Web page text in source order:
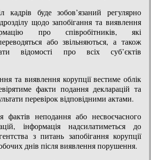
кадрів буде зобов’язаний регулярно
щодо запобігання та виявлення
про співробітників, які
або звільняються, а також
відомості про всіх суб’єктів
та виявлення корупції вестиме облік
факти подання декларацій та
перевірок відповідними актами.
фактів неподання або несвоєчасного
інформація надсилатиметься до
з питань запобігання корупції
днів після виявлення порушення.